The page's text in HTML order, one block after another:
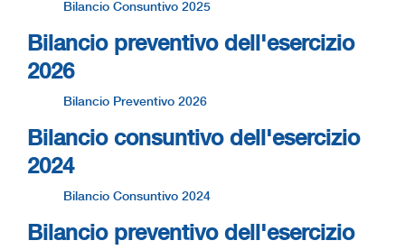
Bilancio Consuntivo 2025
Bilancio preventivo dell'esercizio
2026
Bilancio Preventivo 2026
Bilancio consuntivo dell'esercizio
2024
Bilancio Consuntivo 2024
Bilancio preventivo dell'esercizio